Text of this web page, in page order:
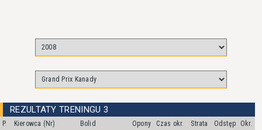
REZULTATY TRENINGU 3
P. Kierowca (Nr) Bolid Opony Czas okr. Strata Odstęp
Okr.